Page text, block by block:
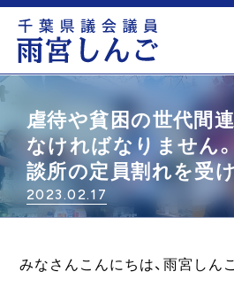
虐待や貧困の世代間
なければなりません
談所の定員割れを受け
2023.02.17
みなさんこんにちは、雨宮しん